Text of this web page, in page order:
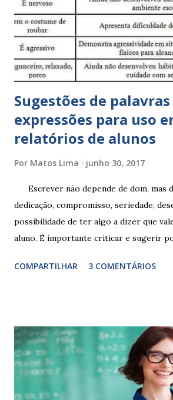
Sugestões de palavras
expressões para uso
relatórios de alunos
Por Matos Lima junho 30, 2017
Escrever não depende de dom, mas
dedicação, compromisso, seriedade,
possibilidade de ter algo a dizer que
aluno. É importante criticar e sugerir
exercitação. E encontrar a melhor
sempre as intervenções feitas para
isso ressalta trabalho. SUGESTÕES DE
EXPRESSÕES PARA USO EM
escreve O aluno não sabe O aluno não
COMPARTILHAR 3 COMENTÁRIOS